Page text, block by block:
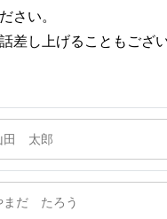
さい。
差し上げることもござ